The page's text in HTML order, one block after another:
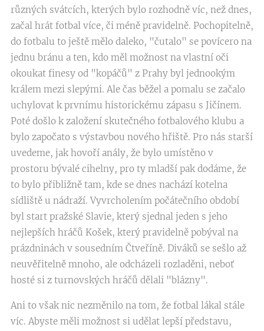
různých svátcích, kterých bylo rozhodně víc, než dnes,
začal hrát fotbal více, či méně pravidelně. Pochopitelně,
do fotbalu to ještě mělo daleko, "čutalo" se povícero na
jednu bránu a ten, kdo měl možnost na vlastní oči
okoukat finesy od "kopáčů" z Prahy byl jednookým
králem mezi slepými. Ale čas běžel a pomalu se začalo
uchylovat k prvnímu historickému zápasu s Jičínem.
Poté došlo k založení skutečného fotbalového klubu a
bylo započato s výstavbou nového hřiště. Pro nás starší
uvedeme, jak hovoří anály, že bylo umístěno v
prostoru bývalé cihelny, pro ty mladší pak dodáme, že
to bylo přibližně tam, kde se dnes nachází kotelna
sídliště u nádraží. Vyvrcholením počátečního období
byl start pražské Slavie, který sjednal jeden s jeho
nejlepších hráčů Košek, který pravidelně pobýval na
prázdninách v sousedním Čtveříně. Diváků se sešlo až
neuvěřitelně mnoho, ale odcházeli rozladěni, neboť
hosté si z turnovských hráčů dělali "blázny".
Ani to však nic nezměnilo na tom, že fotbal lákal stále
víc. Abyste měli možnost si udělat lepší představu,